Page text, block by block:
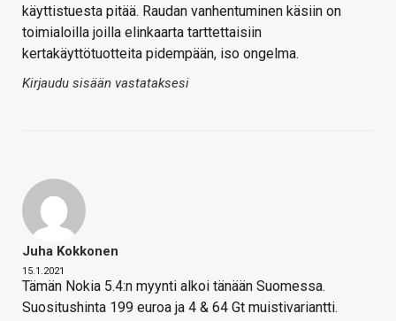
käyttistuesta pitää. Raudan vanhentuminen käsiin on
toimialoilla joilla elinkaarta tarttettaisiin
kertakäyttötuotteita pidempään, iso ongelma.
Kirjaudu sisään vastataksesi
Juha Kokkonen
15.1.2021
Tämän Nokia 5.4:n myynti alkoi tänään Suomessa.
Suositushinta 199 euroa ja 4 & 64 Gt muistivariantti.